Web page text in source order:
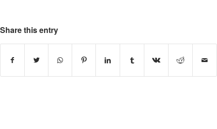
Share this entry